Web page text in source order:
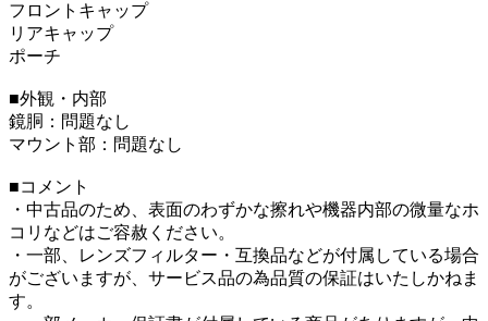
フロントキャップ
リアキャップ
ポーチ
■外観・内部
鏡胴：問題なし
マウント部：問題なし
■コメント
・中古品のため、表面のわずかな擦れや機器内部の微量なホ
コリなどはご容赦ください。
・一部、レンズフィルター・互換品などが付属している場合
がございますが、サービス品の為品質の保証はいたしかねま
す。